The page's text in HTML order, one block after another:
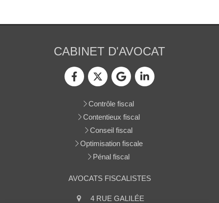
CABINET D'AVOCAT
Contrôle fiscal
Contentieux fiscal
Conseil fiscal
Optimisation fiscale
Pénal fiscal
AVOCATS FISCALISTES
4 RUE GALILÉE